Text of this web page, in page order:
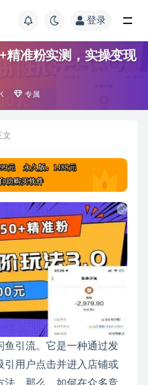
登录
精准粉实测，实操变现
专属
文
鱼引流。它是一种通过发
引用户点击并进入店铺或